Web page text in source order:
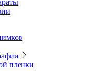
и измерительного